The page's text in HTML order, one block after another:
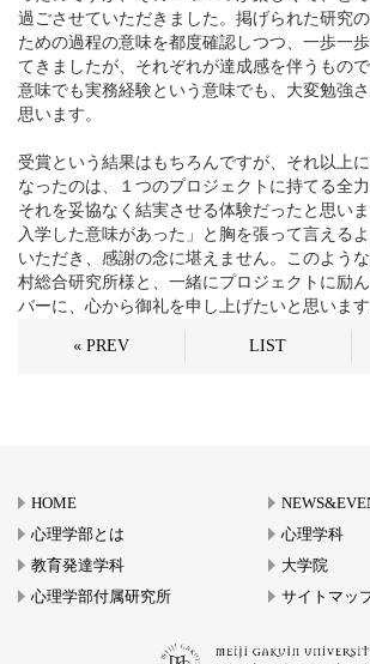
過ごさせていただきました。掲げられた研究
ための過程の意味を都度確認しつつ、一歩一
てきましたが、それぞれが達成感を伴うもの
意味でも実務経験という意味でも、大変勉強
思います。
受賞という結果はもちろんですが、それ以上
なったのは、１つのプロジェクトに持てる全力
それを妥協なく結実させる体験だったと思い
入学した意味があった」と胸を張って言える
いただき、感謝の念に堪えません。このよう
村総合研究所様と、一緒にプロジェクトに励
バーに、心から御礼を申し上げたいと思います
« PREV LIST
HOME
心理学部とは
心理学科
教育発達学科
大学院
心理学部付属研究所
サイトマッ